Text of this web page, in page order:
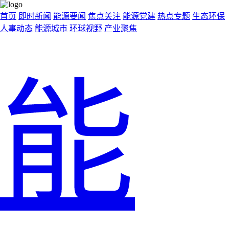
首页 即时新闻 能源要闻 焦点关注 能源党建 热点专题 生态环保
人事动态 能源城市 环球视野 产业聚焦
能